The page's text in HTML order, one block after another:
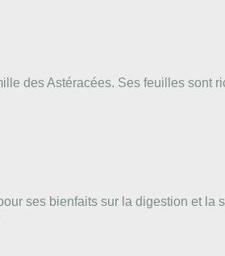
des Astéracées. Ses feuilles
ses bienfaits sur la digestion et